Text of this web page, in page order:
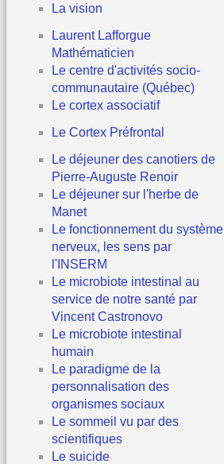
La vision
Laurent Lafforgue
Mathématicien
Le centre d'activités socio-
communautaire (Québec)
Le cortex associatif
Le Cortex Préfrontal
Le déjeuner des canotiers de
Pierre-Auguste Renoir
Le déjeuner sur l'herbe de
Manet
Le fonctionnement du système
nerveux, les sens par
l'INSERM
Le microbiote intestinal au
service de notre santé par
Vincent Castronovo
Le microbiote intestinal
humain
Le paradigme de la
personnalisation des
organismes sociaux
Le sommeil vu par des
scientifiques
Le suicide